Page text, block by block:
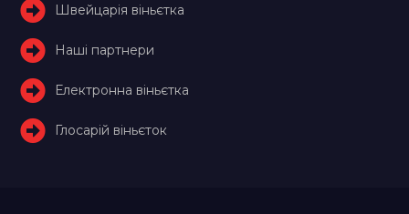
Швейцарія віньєтка
Наші партнери
Електронна віньєтка
Глосарій віньєток